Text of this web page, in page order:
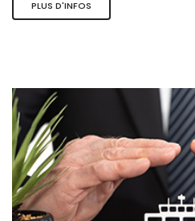
PLUS D'INFOS